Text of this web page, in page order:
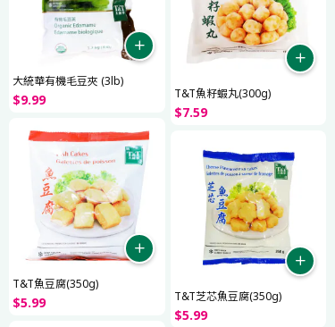
大統華有機毛豆夾 (3lb)
$9.99 T&T魚籽蝦丸(300g)
$7.59
T&T魚豆腐(350g)
$5.99 T&T芝芯魚豆腐(350g)
$5.99